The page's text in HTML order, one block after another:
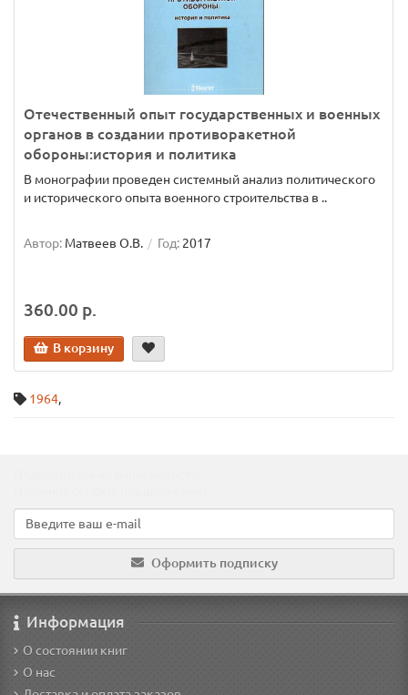
Отечественный опыт государственных и военных
органов в создании противоракетной
обороны:история и политика
В монографии проведен системный анализ политического
и исторического опыта военного строительства в ..
Автор: Матвеев О.В. Год: 2017
360.00 р.
В корзину
1964,
Оформить подписку
Информация
О состоянии книг
О нас